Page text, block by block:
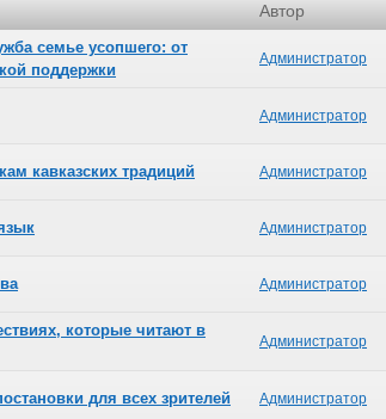
Автор
семье усопшего: от
поддержки
Администратор
Администратор
кавказских традиций Администратор
Администратор
Администратор
которые читают в
Администратор
для всех зрителей Администратор